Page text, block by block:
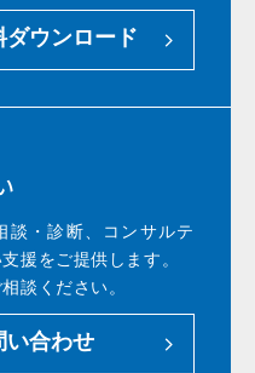
ダウンロード
談・診断、コンサルテ
援をご提供します。
談ください。
い合わせ